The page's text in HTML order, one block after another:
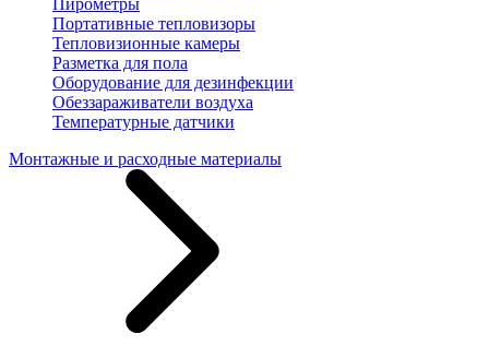
Пирометры
Портативные тепловизоры
Тепловизионные камеры
Разметка для пола
Оборудование для дезинфекции
Обеззараживатели воздуха
Температурные датчики
Монтажные и расходные материалы